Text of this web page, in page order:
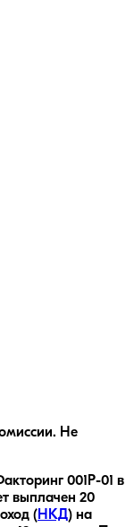
Не
001Р-01 в
выплачен 20
( НКД) на